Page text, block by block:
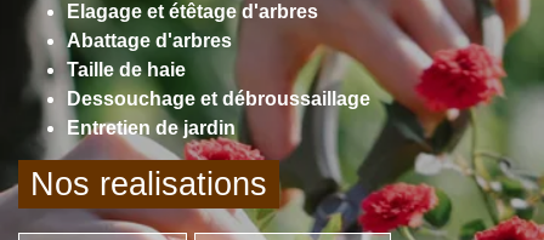
Elagage et étêtage d'arbres
Abattage d'arbres
Taille de haie
Dessouchage et débroussaillage
Entretien de jardin
Nos realisations